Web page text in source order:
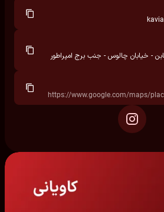
- خیابان چالوس - جنب برج امپراطور